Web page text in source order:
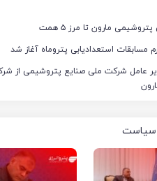
مارون تا مرز ۵ همت
مسابقات استعدادیابی پتروماه آغاز شد
عامل شرکت ملی صنایع پتروشیمی از
سیاست